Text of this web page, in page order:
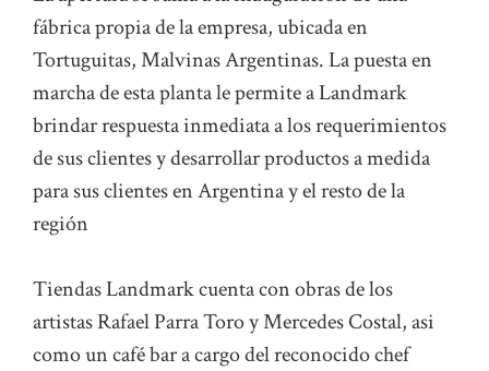
fábrica propia de la empresa, ubicada en
Tortuguitas, Malvinas Argentinas. La puesta en
marcha de esta planta le permite a Landmark
brindar respuesta inmediata a los requerimientos
de sus clientes y desarrollar productos a medida
para sus clientes en Argentina y el resto de la
región
Tiendas Landmark cuenta con obras de los
artistas Rafael Parra Toro y Mercedes Costal, asi
como un café bar a cargo del reconocido chef